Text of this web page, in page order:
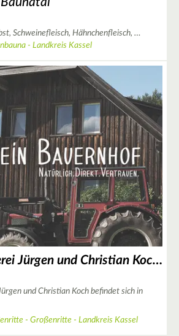
Schweinefleisch, Hähnchenfleisch, …
- Landkreis Kassel
Hausschlachterei Jürgen und Christian Koch - Altengreben
und Christian Koch befindet sich in
- Großenritte - Landkreis Kassel